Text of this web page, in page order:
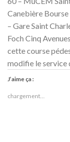
Canebière
– Gare Saint
Foch Cinq
cette course
modifie le service
J’aime ça :
chargement…